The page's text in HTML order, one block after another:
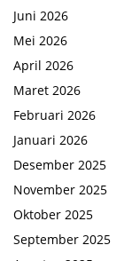
Juni 2026
Mei 2026
April 2026
Maret 2026
Februari 2026
Januari 2026
Desember 2025
November 2025
Oktober 2025
September 2025